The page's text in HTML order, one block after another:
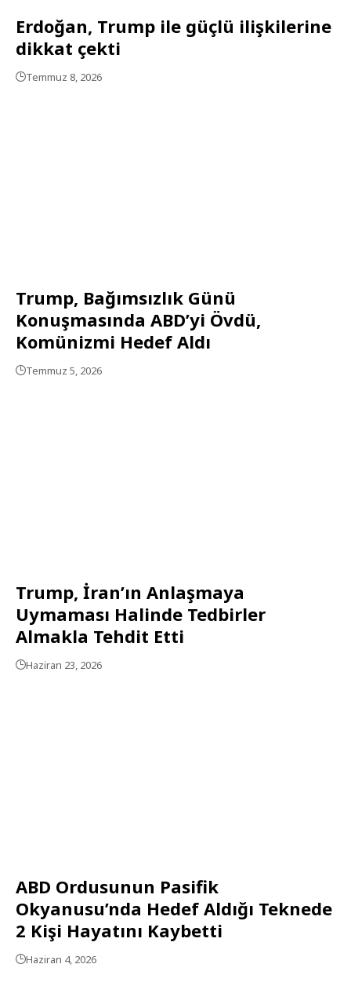
Erdoğan, Trump ile güçlü ilişkilerine
dikkat çekti
Temmuz 8, 2026
Trump, Bağımsızlık Günü
Konuşmasında ABD’yi Övdü,
Komünizmi Hedef Aldı
Temmuz 5, 2026
Trump, İran’ın Anlaşmaya
Uymaması Halinde Tedbirler
Almakla Tehdit Etti
Haziran 23, 2026
ABD Ordusunun Pasifik
Okyanusu’nda Hedef Aldığı Teknede
2 Kişi Hayatını Kaybetti
Haziran 4, 2026